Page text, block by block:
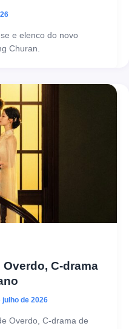
e elenco do novo
Churan.
C-drama
julho de 2026
Overdo, C-drama de